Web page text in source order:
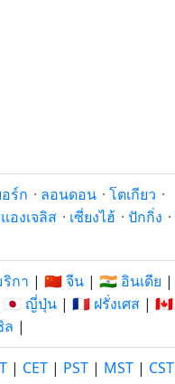
ร์ก · ลอนดอน · โตเกียว ·
องเจลิส · เซี่ยงไฮ้ · ปักกิ่ง ·
กา | 🇨🇳 จีน | 🇮🇳 อินเดีย |
🇯🇵 ญี่ปุ่น | 🇫🇷 ฝรั่งเศส | 🇨🇦
ล |
| CET | PST | MST | CST